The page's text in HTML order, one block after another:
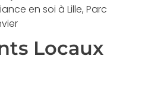
en soi à Lille, Parc
Locaux